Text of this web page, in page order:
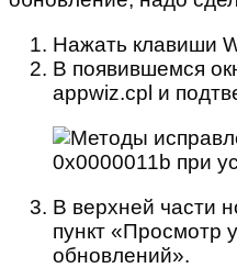
Нажать клавиши
В появившемся
appwiz.cpl и
В верхней части
пункт «Просмотр
обновлений».